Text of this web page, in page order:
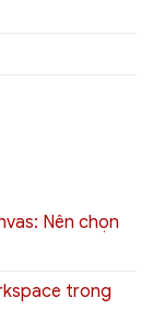
Nên chọn
trong